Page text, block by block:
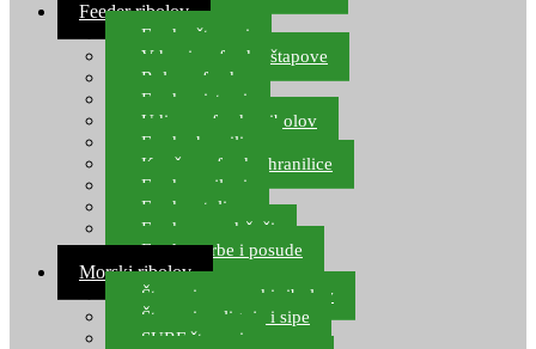
Feeder ribolov
Feeder štapovi
Vrhovi za feeder štapove
Role za feeder
Feeder sistemi
Udice za feeder ribolov
Feeder hranilice
Kopče za feeder hranilice
Feeder najloni
Feeder stolice
Feeder arm držači
Feeder torbe i posude
Morski ribolov
Štapovi za morski ribolov
Štapovi za lignje i sipe
SURF štapovi